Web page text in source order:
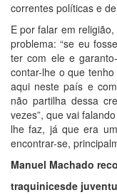
correntes políticas e
E por falar em
problema: “se eu
ter com ele e
contar-lhe o que
aqui neste país e
não partilha dessa
vezes”, que vai
lhe faz, já que era
encontrar-se,
Manuel Machado
traquinicesde